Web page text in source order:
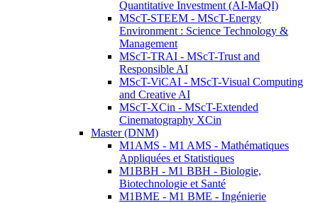
Quantitative Investment (AI-MaQI)
MScT-STEEM - MScT-Energy
Environment : Science Technology &
Management
MScT-TRAI - MScT-Trust and
Responsible AI
MScT-ViCAI - MScT-Visual Computing
and Creative AI
MScT-XCin - MScT-Extended
Cinematography XCin
Master (DNM)
M1AMS - M1 AMS - Mathématiques
Appliquées et Statistiques
M1BBH - M1 BBH - Biologie,
Biotechnologie et Santé
M1BME - M1 BME - Ingénierie